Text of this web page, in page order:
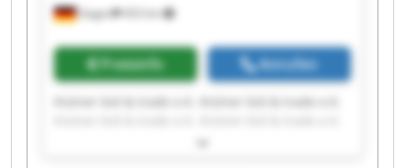
Siegen 453 km
Preisinfo Anrufen
Kistner bid & trade e.K. Kistner bid & trade e.K.